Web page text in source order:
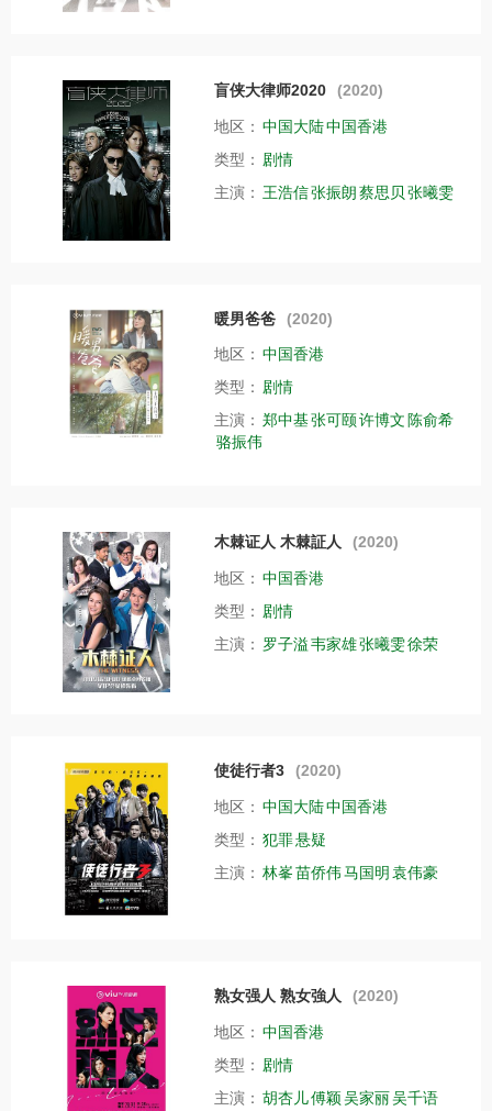
盲侠大律师2020 (2020)
地区： 中国大陆中国香港
类型： 剧情
主演： 王浩信张振朗蔡思贝 张曦雯
暖男爸爸 (2020)
地区： 中国香港
类型： 剧情
主演： 郑中基张可颐许博文 陈俞希
骆振伟
木棘证人 木棘証人 (2020)
地区： 中国香港
类型： 剧情
主演： 罗子溢韦家雄张曦雯徐荣
使徒行者3 (2020)
地区： 中国大陆中国香港
类型： 犯罪悬疑
主演： 林峯苗侨伟马国明 袁伟豪
熟女强人 熟女強人 (2020)
地区： 中国香港
类型： 剧情
主演： 胡杏儿傅颖吴家丽吴千语